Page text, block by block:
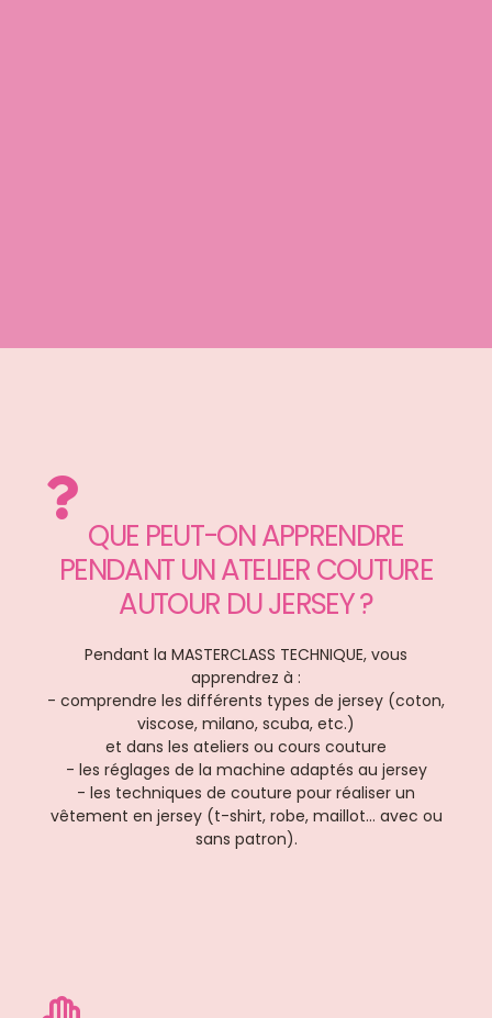
QUE PEUT-ON APPRENDRE
PENDANT UN ATELIER COUTURE
AUTOUR DU JERSEY ?
Pendant la MASTERCLASS TECHNIQUE, vous
apprendrez à :
- comprendre les différents types de jersey (coton,
viscose, milano, scuba, etc.)
et dans les ateliers ou cours couture
- les réglages de la machine adaptés au jersey
- les techniques de couture pour réaliser un
vêtement en jersey (t-shirt, robe, maillot… avec ou
sans patron).